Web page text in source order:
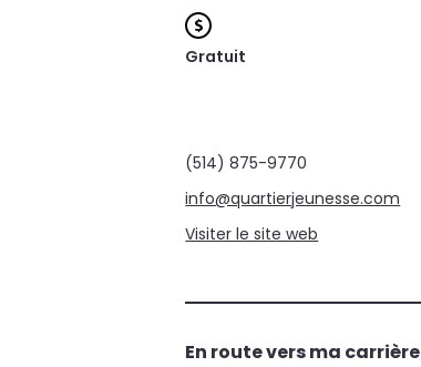
Gratuit
(514) 875-9770
info@quartierjeunesse.com
Visiter le site web
En route vers ma carrière